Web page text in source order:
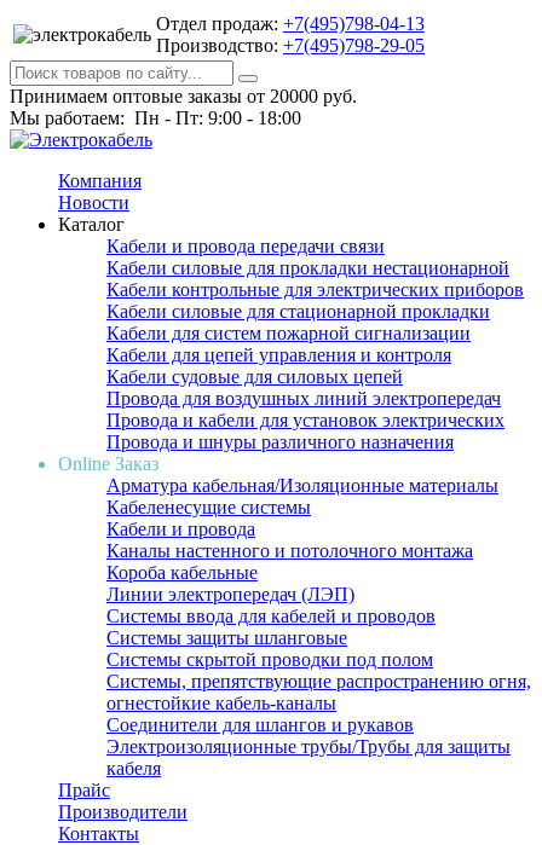
Отдел продаж: +7(495)798-04-13
Производство: +7(495)798-29-05
Принимаем оптовые заказы от 20000 руб.
Мы работаем: Пн - Пт: 9:00 - 18:00
Компания
Новости
Каталог
Кабели и провода передачи связи
Кабели силовые для прокладки нестационарной
Кабели контрольные для электрических приборов
Кабели силовые для стационарной прокладки
Кабели для систем пожарной сигнализации
Кабели для цепей управления и контроля
Кабели судовые для силовых цепей
Провода для воздушных линий электропередач
Провода и кабели для установок электрических
Провода и шнуры различного назначения
Online Заказ
Арматура кабельная/Изоляционные материалы
Кабеленесущие системы
Кабели и провода
Каналы настенного и потолочного монтажа
Короба кабельные
Линии электропередач (ЛЭП)
Системы ввода для кабелей и проводов
Системы защиты шланговые
Системы скрытой проводки под полом
Системы, препятствующие распространению огня,
огнестойкие кабель-каналы
Соединители для шлангов и рукавов
Электроизоляционные трубы/Трубы для защиты
кабеля
Прайс
Производители
Контакты